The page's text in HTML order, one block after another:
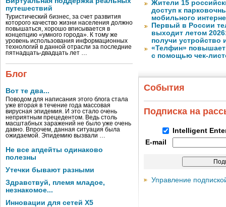
путешествий
Туристический бизнес, за счет развития
которого качество жизни населения должно
повышаться, хорошо вписывается в
концепцию «умного города». К тому же
уровень использования информационных
технологий в данной отрасли за последние
пятнадцать-двадцать лет …
Блог
Вот те два...
Поводом для написания этого блога стала
уже вторая в течение года массовая
вирусная эпидемия. И это стало очень
неприятным прецедентом. Ведь столь
масштабных заражений не было уже очень
давно. Впрочем, данная ситуация была
ожидаемой. Эпидемию вызвали …
Не все апдейты одинаково
полезны
Утечки бывают разными
Здравствуй, племя младое,
незнакомое...
Инновации для сетей X5
Жители 15
доступ к
мобильного
Первый в России
выходит летом
получи устройство
«Телфин» повышает
с помощью чек-
События
Подписка на
Intelligent
E-mail
Управление